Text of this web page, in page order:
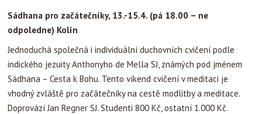
Sádhana pro začátečníky, 13.-15.4. (pá 18.00 – ne
odpoledne) Kolín
Jednoduchá společná i individuální duchovních cvičení podle
indického jezuity Anthonyho de Mella SJ, známých pod jménem
Sádhana – Cesta k Bohu. Tento víkend cvičení v meditaci je
vhodný zvláště pro začátečníky na cestě modlitby a meditace.
Doprovází Jan Regner SJ. Studenti 800 Kč, ostatní 1.000 Kč.